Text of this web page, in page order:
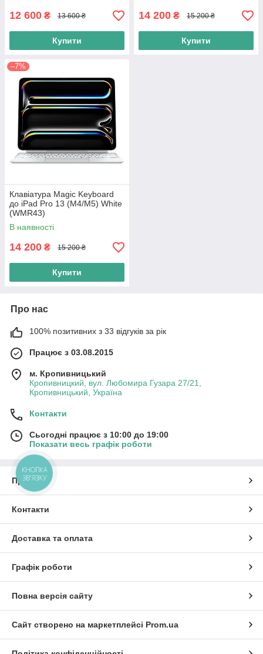
12 600 ₴ 13 600 ₴
Купити
14 200 ₴ 15 200 ₴
Купити
–7%
Клавіатура Magic Keyboard
до iPad Pro 13 (M4/M5) White
(WMR43)
В наявності
14 200 ₴ 15 200 ₴
Купити
Про нас
100% позитивних з 33 відгуків за рік
Працює з 03.08.2015
м. Кропивницький
Кропивницкий, вул. Любомира Гузара 27/21,
Кропивницький, Україна
Контакти
Сьогодні працює з 10:00 до 19:00
Показати весь графік роботи
Про нас
Контакти
Доставка та оплата
Графік роботи
Повна версія сайту
Сайт створено на маркетплейсі Prom.ua
КНОПКА
ЗВ'ЯЗКУ